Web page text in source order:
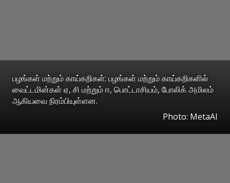
பழங்கள் மற்றும் காய்கறிகள்: பழங்கள் மற்றும் காய்கறிகளில்
வைட்டமின்கள் ஏ, சி மற்றும் ஈ, பொட்டாசியம், போலிக் அமிலம்
ஆகியவை நிரம்பியுள்ளன.
Photo: MetaAI